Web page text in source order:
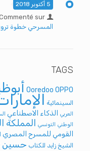
5 أكتوبر 2018
sur
المسرحي خطوة
TAGS
Ooredoo OPPO
السينمائية
العربي
الذكاء الاصطناعي
الوطني التونسي
المملكة
القومي للمسرح المصري
الشيخ زايد للكتاب حسين